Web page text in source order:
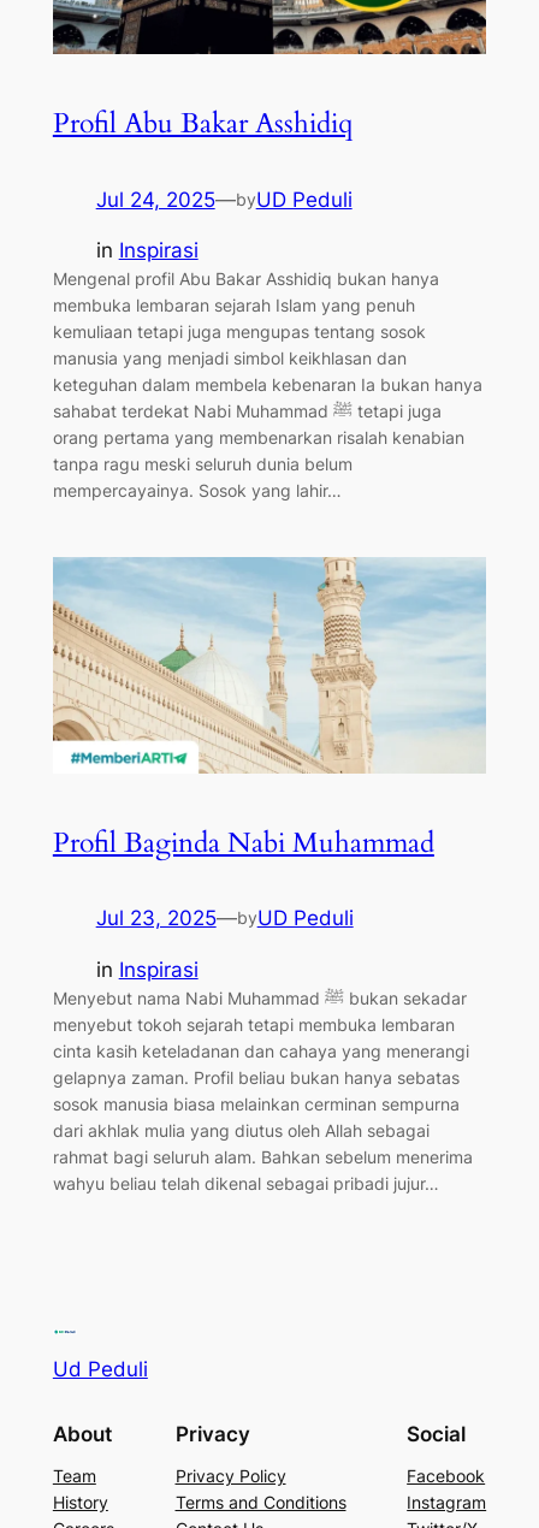
Profil Abu Bakar Asshidiq
Jul 24, 2025—byUD Peduli
in Inspirasi
Mengenal profil Abu Bakar Asshidiq bukan hanya
membuka lembaran sejarah Islam yang penuh
kemuliaan tetapi juga mengupas tentang sosok
manusia yang menjadi simbol keikhlasan dan
keteguhan dalam membela kebenaran Ia bukan hanya
sahabat terdekat Nabi Muhammad ﷺ tetapi juga
orang pertama yang membenarkan risalah kenabian
tanpa ragu meski seluruh dunia belum
mempercayainya. Sosok yang lahir…
Profil Baginda Nabi Muhammad
Jul 23, 2025—byUD Peduli
in Inspirasi
Menyebut nama Nabi Muhammad ﷺ bukan sekadar
menyebut tokoh sejarah tetapi membuka lembaran
cinta kasih keteladanan dan cahaya yang menerangi
gelapnya zaman. Profil beliau bukan hanya sebatas
sosok manusia biasa melainkan cerminan sempurna
dari akhlak mulia yang diutus oleh Allah sebagai
rahmat bagi seluruh alam. Bahkan sebelum menerima
wahyu beliau telah dikenal sebagai pribadi jujur…
Ud Peduli
About
Team
History
Privacy
Privacy Policy
Terms and Conditions
Social
Facebook
Instagram